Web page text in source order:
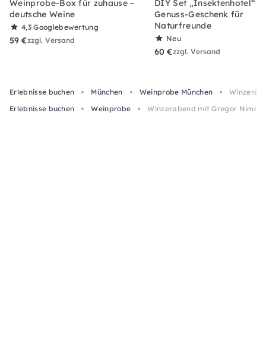
Weinprobe-Box für zuhause –
deutsche Weine
4,3Googlebewertung
59 €zzgl. Versand
DIY Set „Insektenhotel“ –
Genuss-Geschenk für
Naturfreunde
Neu
60 €zzgl. Versand
Erlebnisse buchen München Weinprobe München
Erlebnisse buchen
Weinprobe Winzerabend mit Gregor